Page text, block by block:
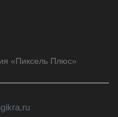
«Пиксель Плюс»